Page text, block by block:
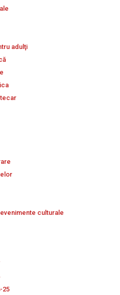
adulţi
culturale
25